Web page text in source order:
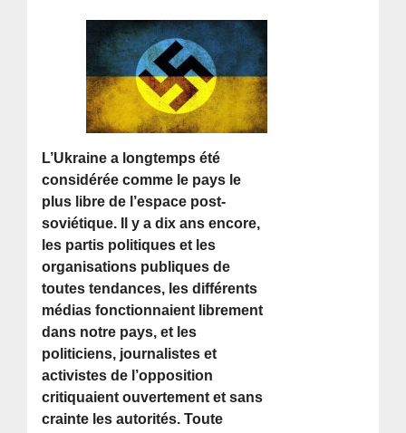
L’Ukraine a longtemps été
considérée comme le pays le
plus libre de l’espace post-
soviétique. Il y a dix ans encore,
les partis politiques et les
organisations publiques de
toutes tendances, les différents
médias fonctionnaient librement
dans notre pays, et les
politiciens, journalistes et
activistes de l’opposition
critiquaient ouvertement et sans
crainte les autorités. Toute